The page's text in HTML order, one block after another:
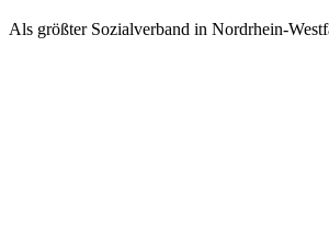
Als größter Sozialverband in Nordrhein-